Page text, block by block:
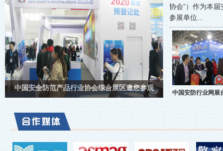
中国安全防范产品行业协会综合展区邀您参观
协会”）作为本
参展单位...
中国安防行业网展